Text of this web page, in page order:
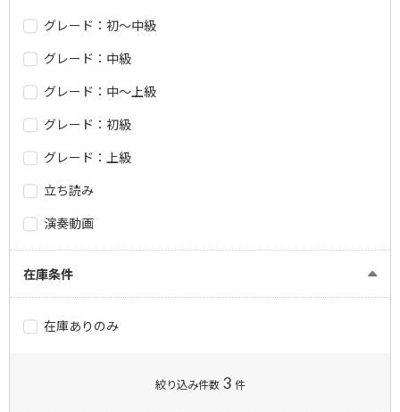
グレード：初～中級
グレード：中級
グレード：中～上級
グレード：初級
グレード：上級
立ち読み
演奏動画
在庫条件
在庫ありのみ
絞り込み件数 3 件